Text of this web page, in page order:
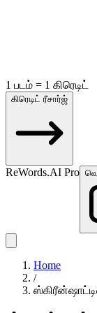
1 படம் = 1 கிரெடிட்
கிரெடிட் ரீசார்ஜ்
ReWords.AI Pro
Home
/